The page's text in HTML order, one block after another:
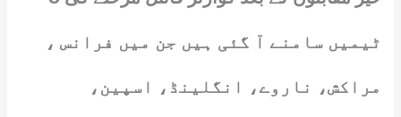
ٹیمیں سامنے آ گئی ہیں جن میں فرانس ،
مراکش، ناروے، انگلینڈ، اسپین،